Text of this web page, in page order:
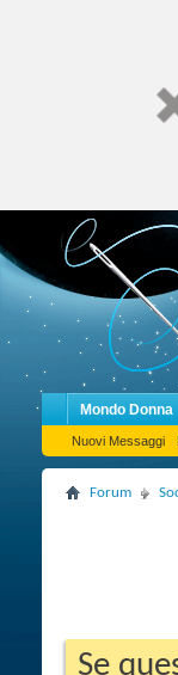
Mondo Donna
Nuovi Messaggi
Forum
Se